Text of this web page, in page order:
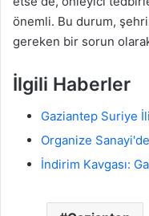
önemli. Bu durum,
gereken bir sorun
İlgili Haberler
Gaziantep Suriye
Organize
İndirim Kavgası: